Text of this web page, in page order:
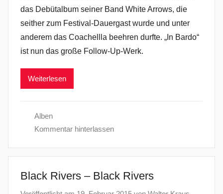
das Debütalbum seiner Band White Arrows, die
seither zum Festival-Dauergast wurde und unter
anderem das Coachellla beehren durfte. „In Bardo“
ist nun das große Follow-Up-Werk.
Weiterlesen
Alben
Kommentar hinterlassen
Black Rivers – Black Rivers